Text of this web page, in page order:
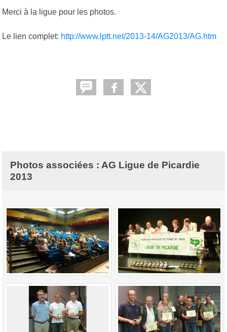
Merci à la ligue pour les photos.
Le lien complet: http://www.lptt.net/2013-14/AG2013/AG.htm
Photos associées : AG Ligue de Picardie
2013